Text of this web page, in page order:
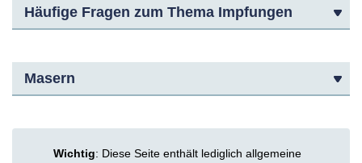
Häufige Fragen zum Thema Impfungen
Masern
Wichtig: Diese Seite enthält lediglich allgemeine